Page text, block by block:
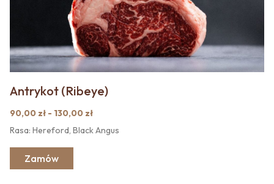
Antrykot (Ribeye)
90,00 zł - 130,00 zł
Rasa: Hereford, Black Angus
Zamów